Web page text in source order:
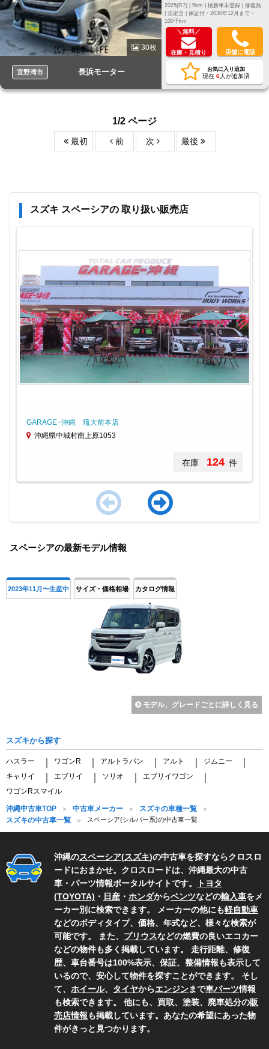
30枚
宜野湾市 長浜モーター
2025(R7) | 5km | 検新車未登録 | 修復無
| 法定含 | 保証付・2030年12月まで・
100千km
＼無料／
在庫・見積り 店舗に電話
お気に入り追加
現在 6人が追加済
1/2 ページ
最初 前 次 最後
スズキ スペーシアの 取り扱い販売店
GARAGE−沖縄 琉大前本店
沖縄県中城村南上原1053
在庫 124 件
of
スペーシアの最新モデル情報
2023年11月〜生産中 サイズ・価格相場 カタログ情報
モデル、グレードごとに詳しく見る
スズキから探す
ハスラー ワゴンR アルトラパン アルト ジムニー
キャリイ エブリイ ソリオ エブリイワゴン
ワゴンRスマイル
沖縄中古車TOP 中古車メーカー
スズキの車種一覧
スズキの中古車一覧
スペーシア(シルバー系)の中古車一覧
沖縄のスペーシア(スズキ)の中古車を探すならクロスロ
ードにおまかせ。クロスロードは、沖縄最大の中古
車・パーツ情報ポータルサイトです。
トヨタ
(TOYOTA) ・ 日産 ・ ホンダからベンツなどの輸入車をメ
ーカー別に検索できます。 メーカーの他にも軽自動車
などのボディタイプ、価格、年式など、様々な検索が
可能です。 また、 プリウスなどの燃費の良いエコカー
などの物件も多く掲載しています。 走行距離、修復
歴、車台番号は100%表示、保証、整備情報も表示して
いるので、安心して物件を探すことができます。 そし
て、 ホイール、 タイヤからエンジンまで車パーツ情報
も検索できます。 他にも、買取、塗装、廃車処分の販
売店情報も掲載しています。あなたの希望にあった物
件がきっと見つかります。